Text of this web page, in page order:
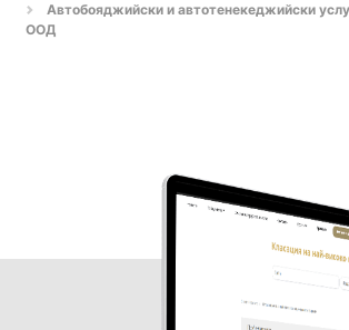
Автобояджийски и автотенекеджийски
ООД